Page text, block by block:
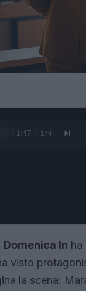
/ 1:47 1 /4
Domenica In ha
visto
la scena: